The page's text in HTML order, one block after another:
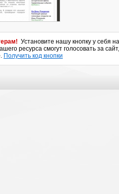
Установите нашу кнопку у себя на
ресурса смогут голосовать за сайт,
Получить код кнопки